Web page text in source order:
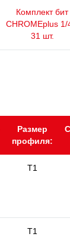
Комплект бит
CHROMEplus 1/
31 шт.
Размер
профиля:
T1
T1